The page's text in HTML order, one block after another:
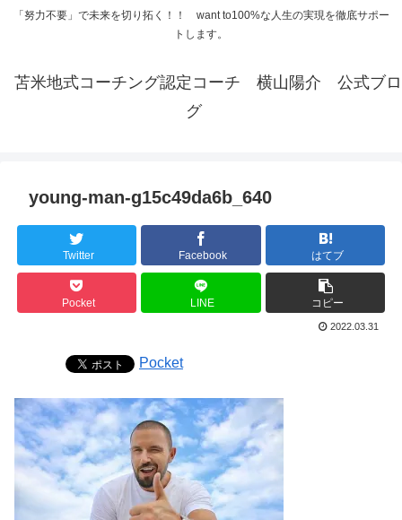
「努力不要」で未来を切り拓く！！ want to100%な人生の実現を徹底サポー
トします。
苫米地式コーチング認定コーチ 横山陽介 公式ブロ
グ
young-man-g15c49da6b_640
Twitter Facebook はてブ
Pocket LINE コピー
2022.03.31
Pocket